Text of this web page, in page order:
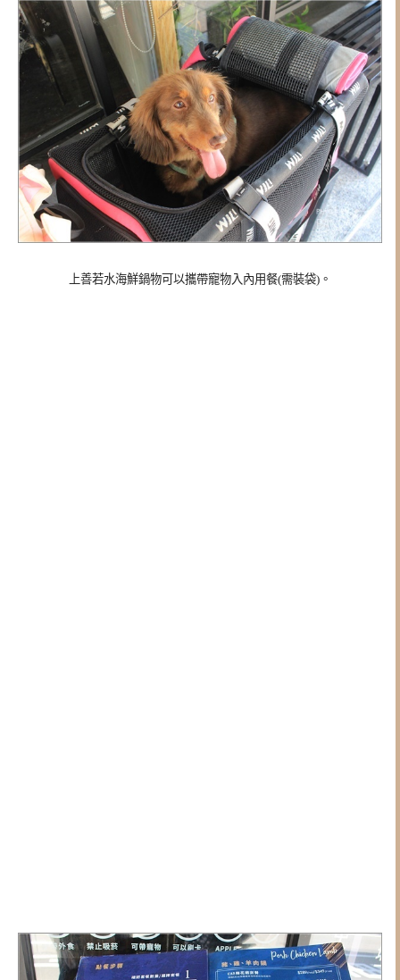
上善若水海鮮鍋物可以攜帶寵物入內用餐(需裝袋)。